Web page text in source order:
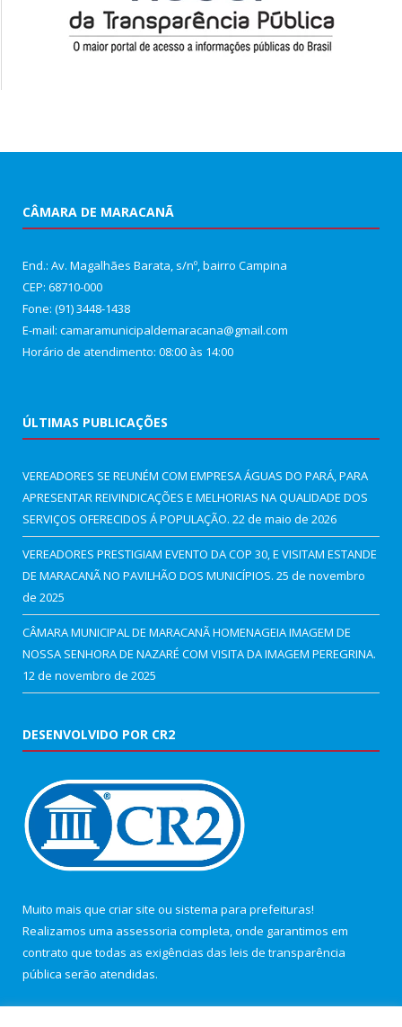
CÂMARA DE MARACANÃ
End.: Av. Magalhães Barata, s/nº, bairro Campina
CEP: 68710-000
Fone: (91) 3448-1438
E-mail: camaramunicipaldemaracana@gmail.com
Horário de atendimento: 08:00 às 14:00
ÚLTIMAS PUBLICAÇÕES
VEREADORES SE REUNÉM COM EMPRESA ÁGUAS DO PARÁ, PARA
APRESENTAR REIVINDICAÇÕES E MELHORIAS NA QUALIDADE DOS
SERVIÇOS OFERECIDOS Á POPULAÇÃO. 22 de maio de 2026
VEREADORES PRESTIGIAM EVENTO DA COP 30, E VISITAM ESTANDE
DE MARACANÃ NO PAVILHÃO DOS MUNICÍPIOS. 25 de novembro
de 2025
CÂMARA MUNICIPAL DE MARACANÃ HOMENAGEIA IMAGEM DE
NOSSA SENHORA DE NAZARÉ COM VISITA DA IMAGEM PEREGRINA.
12 de novembro de 2025
DESENVOLVIDO POR CR2
Muito mais que criar site ou sistema para prefeituras!
Realizamos uma assessoria completa, onde garantimos em
contrato que todas as exigências das leis de transparência
pública serão atendidas.